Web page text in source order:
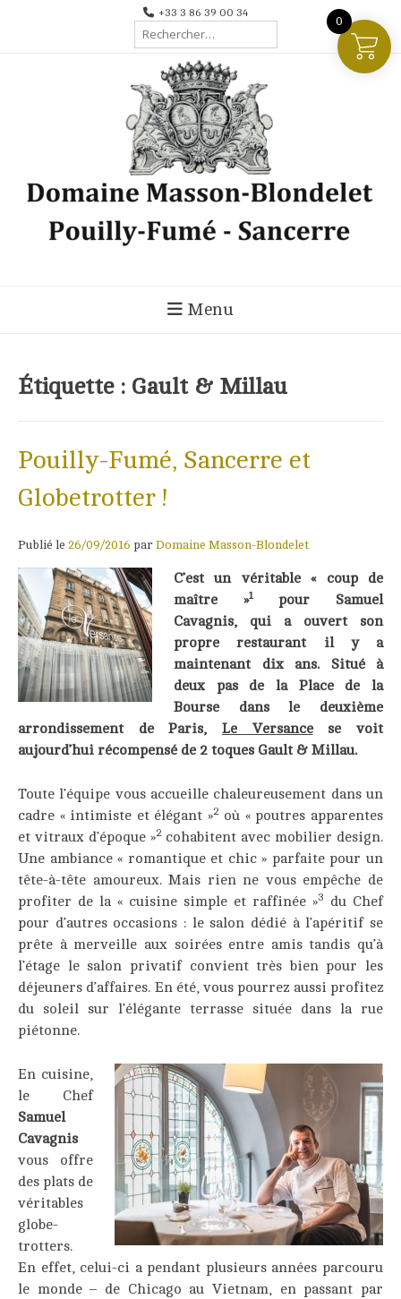
+33 3 86 39 00 34
Rechercher :
Menu
Étiquette : Gault & Millau
Pouilly-Fumé, Sancerre et
Globetrotter !
Publié le 26/09/2016 par Domaine Masson-Blondelet
C’est un véritable « coup de
maître »1pour Samuel
Cavagnis, qui a ouvert son
propre restaurant il y a
maintenant dix ans. Situé à
deux pas de la Place de la
Bourse dans le deuxième
arrondissement de Paris, Le Versancese voit
aujourd’hui récompensé de 2 toques Gault & Millau.
Toute l’équipe vous accueille chaleureusement dans un
cadre « intimiste et élégant »2où « poutres apparentes
et vitraux d’époque »2cohabitent avec mobilier design.
Une ambiance « romantique et chic » parfaite pour un
tête-à-tête amoureux. Mais rien ne vous empêche de
profiter de la « cuisine simple et raffinée »3
du Chef
pour d’autres occasions : le salon dédié à l’apéritif se
prête à merveille aux soirées entre amis tandis qu’à
l’étage le salon privatif convient très bien pour les
déjeuners d’affaires. En été, vous pourrez aussi profitez
du soleil sur l’élégante terrasse située dans la rue
piétonne.
En cuisine,
le Chef
Samuel
Cavagnis
vous offre
des plats de
véritables
globe-
trotters.
En effet, celui-ci a pendant plusieurs années parcouru
le monde – de Chicago au Vietnam, en passant par
0